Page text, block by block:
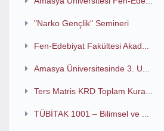
"Narko Gençlik" Semineri
Fen-Edebiyat Fakültesi Akad...
Amasya Üniversitesinde 3. U...
Ters Matris KRD Toplam Kura...
TÜBİTAK 1001 – Bilimsel ve ...